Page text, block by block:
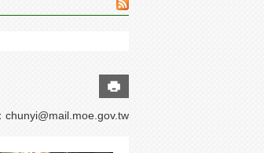
chunyi@mail.moe.gov.tw